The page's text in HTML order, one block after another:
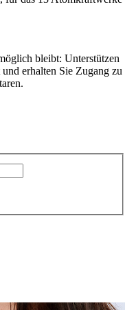
bleibt: Unterstützen
erhalten Sie Zugang zu